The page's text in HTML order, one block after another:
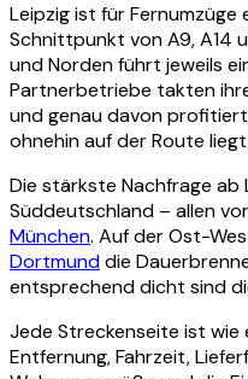
Leipzig ist für Fernumzüge
Schnittpunkt von A9, A14
und Norden führt jeweils
Partnerbetriebe takten
und genau davon profitiert
ohnehin auf der Route
Die stärkste Nachfrage ab
Süddeutschland – allen
München. Auf der Ost-
Dortmunddie
entsprechend dicht sind
Jede Streckenseite ist wie
Entfernung, Fahrzeit,